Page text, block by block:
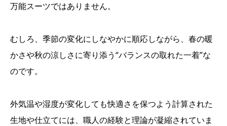
万能スーツではありません。
むしろ、季節の変化にしなやかに順応しながら、春の暖
かさや秋の涼しさに寄り添う“バランスの取れた一着”な
のです。
外気温や湿度が変化しても快適さを保つよう計算された
生地や仕立てには、職人の経験と理論が凝縮されていま